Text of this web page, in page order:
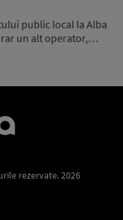
public local la Alba
un alt operator,…
rezervate. 2026